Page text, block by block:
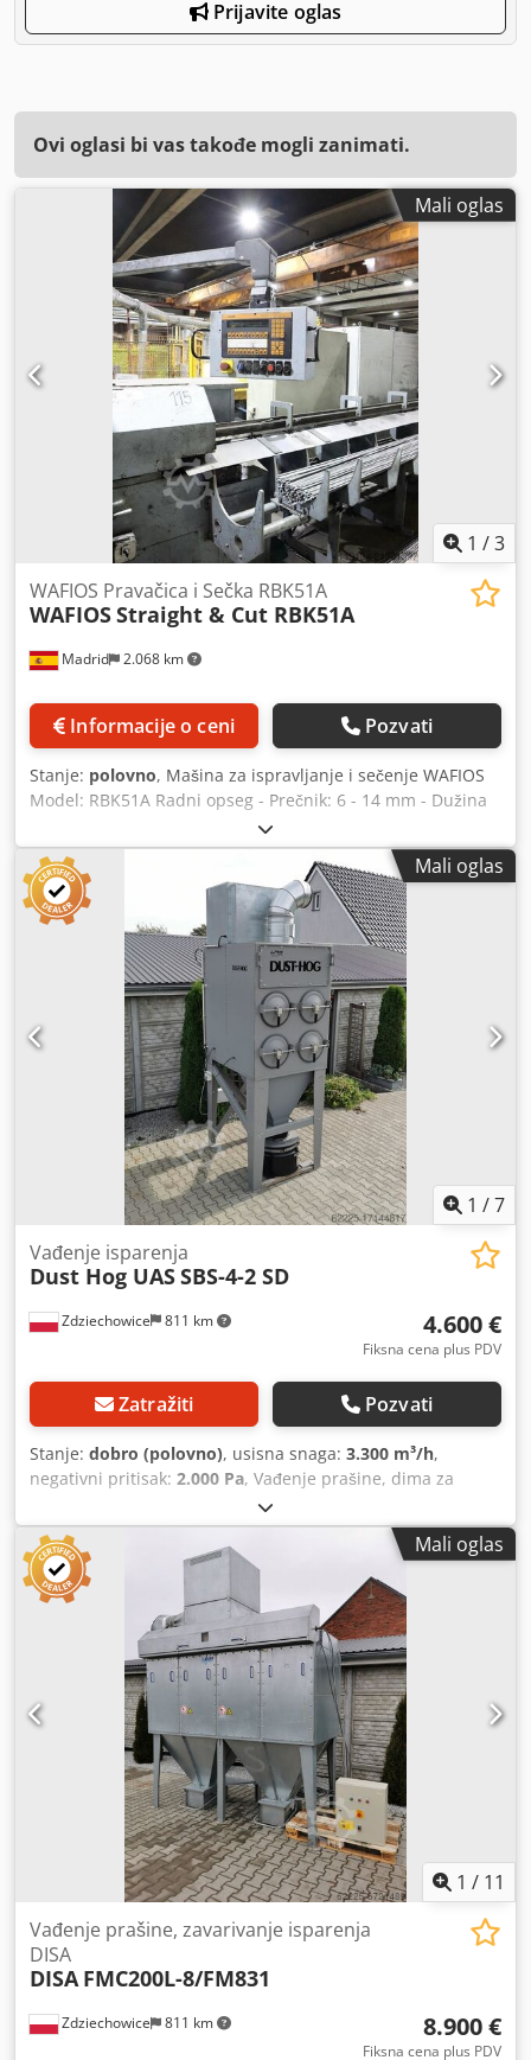
Prijavite oglas
Ovi oglasi bi vas takođe mogli zanimati.
Mali oglas
1 /3
Madrid 2.068 km
WAFIOS Pravačica i Sečka RBK51A
WAFIOSStraight & Cut RBK51A
Informacije o ceni Pozvati
Stanje: polovno, Mašina za ispravljanje i sečenje WAFIOS
Model: RBK51A Radni opseg - Prečnik: 6 - 14 mm - Dužina
sečenja: 9000 mm - Brzina: 23 - 130 m/min - Snaga motora:
37 kW Prečnik: 6 - 14 mm Dužina sečenja: 9000 mm Brzina:
23 - 130 m/min Motor: 37 kW Credpfx Asymcfzjk AefMali oglas
1 /7
Zdziechowice 811 km
Vađenje isparenja
Dust Hog UASSBS-4-2 SD
4.600 €
Fiksna cena plus PDV
Zatražiti Pozvati
Stanje: dobro (polovno), usisna snaga: 3.300 m³/h,
negativni pritisak: 2.000 Pa, Vađenje prašine, dima za
zavarivanje, filter za samočišćenje, filter kertridža za
plazmu, laser, peskarenje, sačmarenjem Filter se
pneumatski čisti impulsima komprimovanog vazduha
tokom rada, što čini uređaj veoma efikasnim. Ventilator na
čistoj strani, što smanjuje rizik od eksplozije na minimum.
marka: DUST HOG / UAS Crjdpfx Akeunh Uvs Aof Model:
SBS-4-2 SD snaga motora 4 kV Ventilator koji apsorbuje
zvuk Kapacitet 3300 m3/ h Vakuum - 2000 Pa Površina
filtracije - 112m2 Prečnik ulaza - 300 mm Kertridž filtera - 4
kom. visina - 3.90 m dubina - 1.70m širina - 1.25m
Mali oglas
1 / 11
Zdziechowice 811 km
Vađenje prašine, zavarivanje isparenja
DISA
DISA FMC200L-8/FM831
8.900 €
Fiksna cena plus PDV